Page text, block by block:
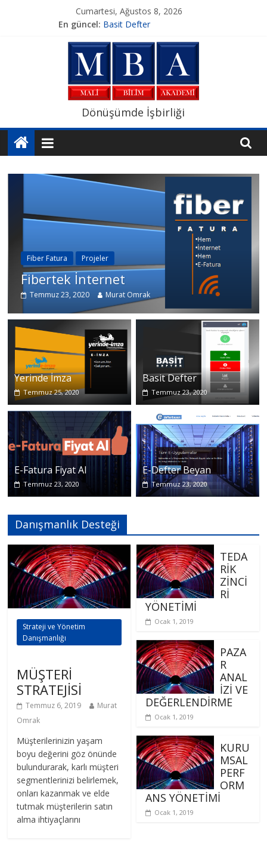
Cumartesi, Ağustos 8, 2026
En güncel: Basit Defter
E-Güven Elektronik Sertifika
E-Logo Yazılım
Yerinde İmza
Bilim
Akademi
Bilginin
Dönüşümde İşbirliği
Fiber Fatura Projeler
Fibertek İnternet
Temmuz 23, 2020 Murat Omrak
Yerinde İmza
Temmuz 25, 2020
Basit Defter
Temmuz 23, 2020
E-Fatura Fiyat Al
Temmuz 23, 2020
E-Defter Beyan
Temmuz 23, 2020
Danışmanlık Desteği
Strateji ve Yönetim
Danışmanlığı
MÜŞTERİ
STRATEJİSİ
Temmuz 6, 2019
Murat
Omrak
Müşterilerinizin yaşam
boyu değerini göz önünde
bulundurarak, karlı müşteri
segmentlerinizi belirlemek,
onları kazanmak ve elde
tutmak müşterilerin satın
alma ihtiyaçlarını
TEDA
RİK
ZİNCİ
Rİ
YÖNETİMİ
Ocak 1, 2019
PAZA
R
ANAL
İZİ VE
DEĞERLENDİRME
Ocak 1, 2019
KURU
MSAL
PERF
ORM
ANS YÖNETİMİ
Ocak 1, 2019